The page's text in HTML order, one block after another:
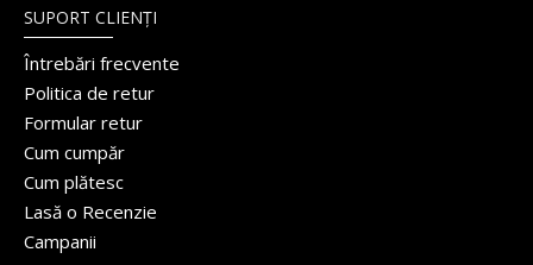
SUPORT CLIENȚI
Întrebări frecvente
Politica de retur
Formular retur
Cum cumpăr
Cum plătesc
Lasă o Recenzie
Campanii